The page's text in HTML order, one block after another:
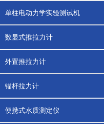
单柱电动力学实验测试机
数显式推拉力计
外置推拉力计
锚杆拉力计
便携式水质测定仪